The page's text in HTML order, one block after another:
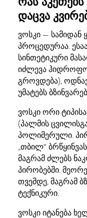
დაცვა
ვოსკი — სამიდან
პროცედურაა.
სინთეტიკური
იძლევა
გროვდება),
უმატებს
ვოსკი ორი
(პალმის
პოლიმერული.
„თბილ"
მაგრამ ძლებს
პირობებში.
თვემდე, მაგრამ
ტექნიკური.
ვოსკი იტანება